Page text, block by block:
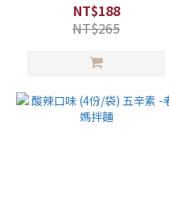
NT$188
NT$265